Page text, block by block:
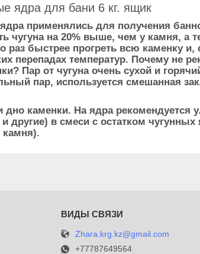
ядра для бани 6 кг. ящик
применялись для получения
на 20% выше, чем у камня, а
быстрее прогреть всю каменку и,
перепадах температур. Почему не
Пар от чугуна очень сухой и
пар, используется смешанная
каменки. На ядра рекомендуется
в смеси с остатком
камня).
Zhara.krg.kz@gmail.com
+77787649564